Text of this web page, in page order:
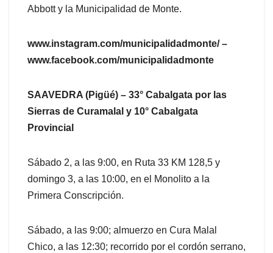
Abbott y la Municipalidad de Monte.
www.instagram.com/municipalidadmonte/ –
www.facebook.com/municipalidadmonte
SAAVEDRA (Pigüé) – 33° Cabalgata por las
Sierras de Curamalal y 10° Cabalgata
Provincial
Sábado 2, a las 9:00, en Ruta 33 KM 128,5 y
domingo 3, a las 10:00, en el Monolito a la
Primera Conscripción.
Sábado, a las 9:00; almuerzo en Cura Malal
Chico, a las 12:30; recorrido por el cordón serrano,